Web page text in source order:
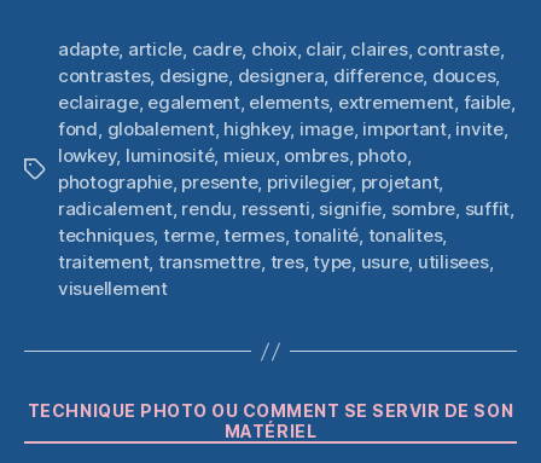
Étiquettes
adapte, article, cadre, choix, clair, claires, contraste,
contrastes, designe, designera, difference, douces,
eclairage, egalement, elements, extremement, faible,
fond, globalement, highkey, image, important, invite,
lowkey, luminosité, mieux, ombres, photo,
photographie, presente, privilegier, projetant,
radicalement, rendu, ressenti, signifie, sombre, suffit,
techniques, terme,termes,tonalité, tonalites,
traitement, transmettre, tres,type, usure, utilisees,
visuellement
Catégories
TECHNIQUE PHOTO OU COMMENT SE SERVIR DE SON
MATÉRIEL